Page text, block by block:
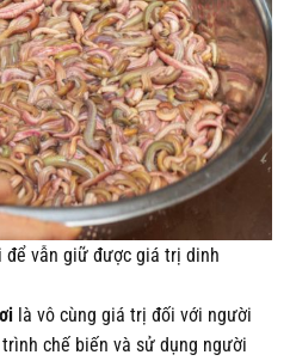
vẫn giữ được giá trị dinh
là vô cùng giá trị đối với người
chế biến và sử dụng người